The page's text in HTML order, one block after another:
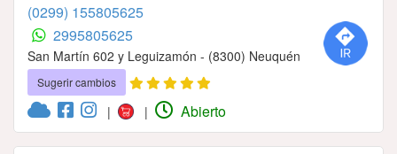
(0299) 155805625
2995805625
San Martín 602 y Leguizamón - (8300) Neuquén
Sugerir cambios
| | Abierto